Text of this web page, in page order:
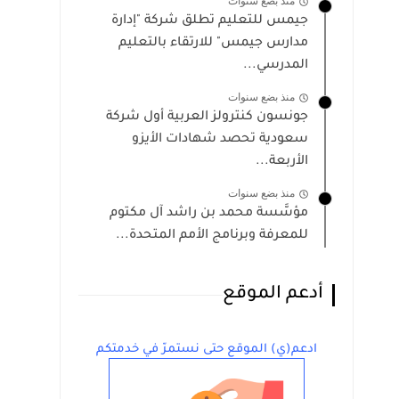
جيمس للتعليم تطلق شركة "إدارة
مدارس جيمس" للارتقاء بالتعليم
المدرسي...
منذ بضع سنوات
جونسون كنترولز العربية أول شركة
سعودية تحصد شهادات الأيزو
الأربعة...
منذ بضع سنوات
مؤسَّسة محمد بن راشد آل مكتوم
للمعرفة وبرنامج الأمم المتحدة...
أدعم الموقع
ادعم(ي) الموقع حتى نستمرّ في خدمتكم